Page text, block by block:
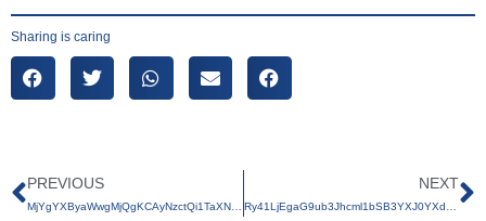
Sharing is caring
PREVIOUS
MjYgYXByaWwgMjQgKCAyNzctQi1TaXN0ZW0gSW5mb3JtYXNpLVlBTS1JVi0yMDI0ICkgLSBZdXNyaWFudG8gTXVzZmlrYXI
NEXT
Ry41LjEgaG9ub3Jhcml1bSB3YXJ0YXdhbiBrZWdpYXRhbiB3aXN1ZGEgdGlsYXdhdGk